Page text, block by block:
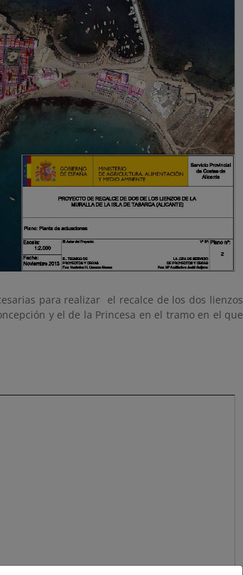
para realizar el recalce de los dos lienzos
y el de la Princesa en el tramo en el que